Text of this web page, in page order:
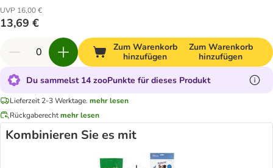
UVP 16,00 €
13,69 €
Zum Warenkorb
hinzufügen
Zum Warenkorb
hinzufügen
Du sammelst 14 zooPunkte für dieses Produkt
Lieferzeit 2-3 Werktage. mehr lesen
Rückgaberechtmehr lesen
Kombinieren Sie es mit